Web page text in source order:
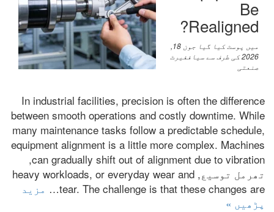
Be
Realigned
?
میں پوسٹ کیا گیا
جون 18,
2026کی طرف سے سیاففیرٹ
صنعتی
In industrial facilities,precision is often the difference
between smooth operations and costly downtime.While
many maintenance tasks follow a predictable schedule
equipment alignment is a little more complex.Machines
can gradually shift out of alignment due to vibration
,
تھرمل توسیع,
heavy workloads, or everyday wear and
tear.The challenge is that these changes are
…مزید
پڑھیں »